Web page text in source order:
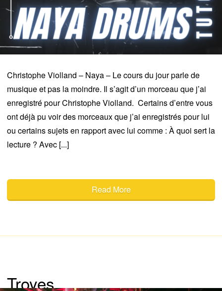
Christophe Violland – Naya – Le cours du jour parle de
musique et pas la moindre. Il s’agit d’un morceau que j’ai
enregistré pour Christophe Violland. Certains d’entre vous
ont déjà pu voir des morceaux que j’ai enregistrés pour lui
ou certains sujets en rapport avec lui comme : À quoi sert la
lecture ? Avec [...]
Read More
Troyes